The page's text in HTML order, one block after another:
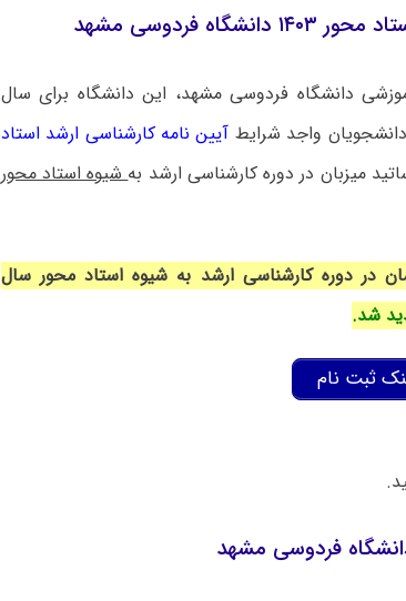
فردوسی مشهد
دانشگاه فردوسی مشهد، این دانشگاه برای سال
آیین نامه کارشناسی ارشد استاد
میزبان در دوره کارشناسی ارشد بهشیوه استاد محور
در دوره‌ کارشناسی ارشد به شیوه استاد محور سال
ثبت نام
فردوسی مشهد